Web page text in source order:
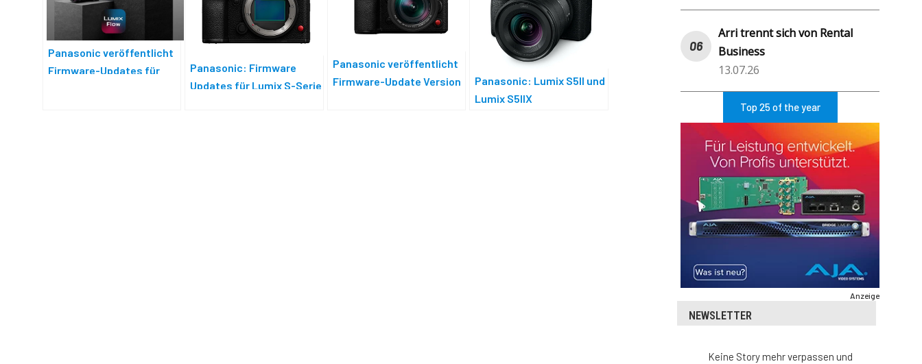
Panasonic veröffentlicht
Firmware-Updates für
Panasonic: Firmware
Updates für Lumix S-Serie
Panasonic veröffentlicht
Firmware-Update Version
Panasonic: Lumix S5II und
Lumix S5IIX
Arri trennt sich von Rental
Business
13.07.26
Top 25 of the year
Anzeige
NEWSLETTER
Keine Story mehr verpassen und